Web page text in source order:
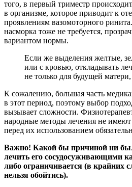
того, в первый триместр
в организме, которое приводит к
проявлениям вазомоторного
насморка тоже не требуется,
вариантом нормы.
Если же выделения желтые,
или с кровью, откладывать
не только для будущей
К сожалению, большая часть
в этот период, поэтому выбор
вызывает сложности.
народные методы лечения не
перед их использованием
Важно! Какой бы причиной ни
лечить его сосудосуживающими
либо ограничивается (в крайних
нельзя обойтись).